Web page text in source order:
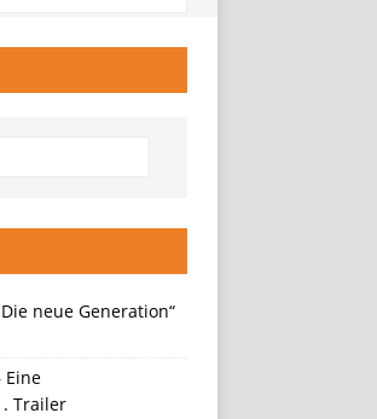
neue Generation“
Eine
Trailer